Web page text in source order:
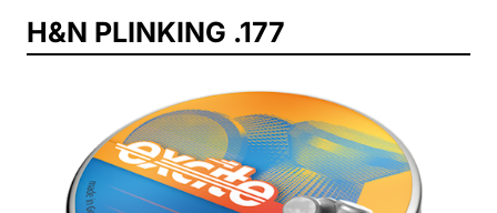
H&N PLINKING .177